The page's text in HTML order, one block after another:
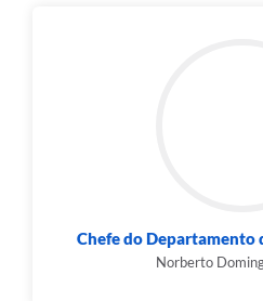
Chefe do Departamento
Norberto